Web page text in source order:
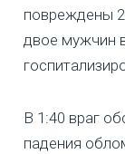
повреждены
двое мужчин
В 1:40 враг
падения